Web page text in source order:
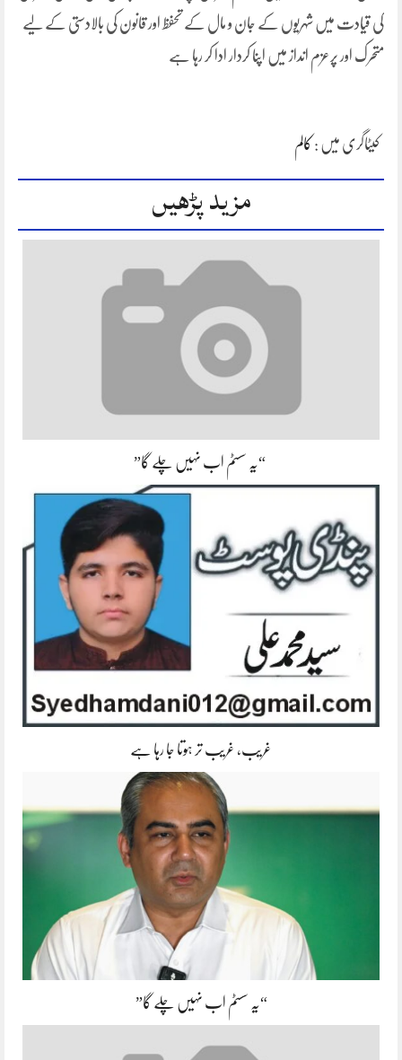
کی قیادت میں شہریوں کے جان و مال کے تحفظ اور قانون کی بالادستی کے لیے
متحرک اور پرعزم انداز میں اپنا کردار ادا کر رہا ہے
کیٹاگری میں : کالم
مزید پڑھیں
“یہ سسٹم اب نہیں چلے گا”
غریب، غریب تر ہوتا جا رہا ہے
“یہ سسٹم اب نہیں چلے گا”